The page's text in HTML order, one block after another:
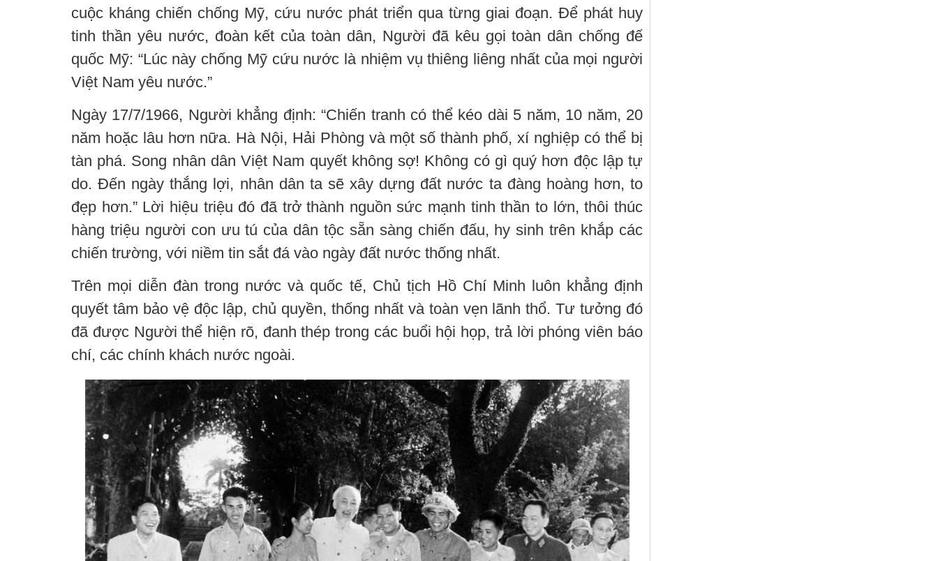
cuộc kháng chiến chống Mỹ, cứu nước phát triển qua từng giai đoạn. Để phát huy
tinh thần yêu nước, đoàn kết của toàn dân, Người đã kêu gọi toàn dân chống đế
quốc Mỹ: “Lúc này chống Mỹ cứu nước là nhiệm vụ thiêng liêng nhất của mọi người
Việt Nam yêu nước.”
Ngày 17/7/1966, Người khẳng định: “Chiến tranh có thể kéo dài 5 năm, 10 năm, 20
năm hoặc lâu hơn nữa. Hà Nội, Hải Phòng và một số thành phố, xí nghiệp có thể bị
tàn phá. Song nhân dân Việt Nam quyết không sợ! Không có gì quý hơn độc lập tự
do. Đến ngày thắng lợi, nhân dân ta sẽ xây dựng đất nước ta đàng hoàng hơn, to
đẹp hơn.” Lời hiệu triệu đó đã trở thành nguồn sức mạnh tinh thần to lớn, thôi thúc
hàng triệu người con ưu tú của dân tộc sẵn sàng chiến đấu, hy sinh trên khắp các
chiến trường, với niềm tin sắt đá vào ngày đất nước thống nhất.
Trên mọi diễn đàn trong nước và quốc tế, Chủ tịch Hồ Chí Minh luôn khẳng định
quyết tâm bảo vệ độc lập, chủ quyền, thống nhất và toàn vẹn lãnh thổ. Tư tưởng đó
đã được Người thể hiện rõ, đanh thép trong các buổi hội họp, trả lời phóng viên báo
chí, các chính khách nước ngoài.